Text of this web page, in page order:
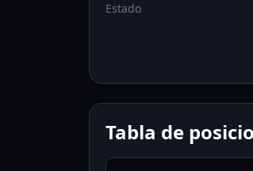
Estado
Tabla de